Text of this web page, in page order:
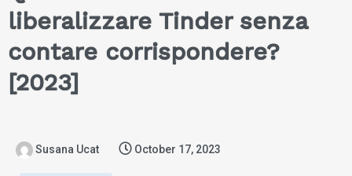
liberalizzare Tinder senza
contare corrispondere?
[2023]
Susana Ucat October 17, 2023